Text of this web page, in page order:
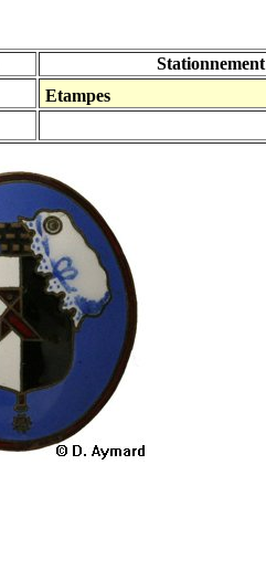
Stationnement
Etampes